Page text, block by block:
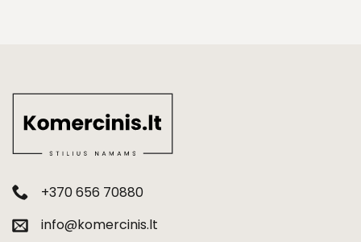
+370 656 70880
info@komercinis.lt